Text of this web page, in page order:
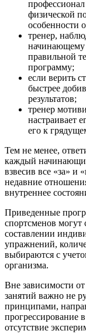
физической
особенности
тренер,
начинающему
правильной
программу;
если верить
быстрее
результатов;
тренер
настраивает
его к
Тем не менее,
каждый
взвесив все «за» и
недавние
внутреннее
Приведенные
спортсменов могут
составлении
упражнений,
выбираются с
организма.
Вне зависимости
занятий важно не
принципами,
прогрессирование
отсутствие